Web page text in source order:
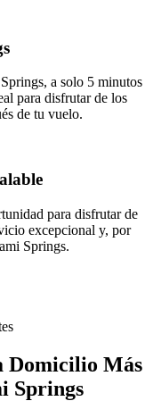
a solo 5 minutos
para disfrutar de los
de tu vuelo.
para disfrutar de
excepcional y, por
Springs.
Domicilio Más
Springs